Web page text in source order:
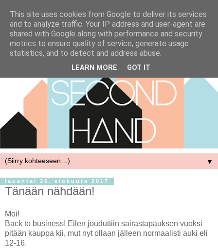
▼
lauantai 26. elokuuta 2017
Tänään nähdään!
Moi!
Back to business! Eilen jouduttiin sairastapauksen vuoksi
pitään kauppa kii, mut nyt ollaan jälleen normaalisti auki eli
12-16.
This site uses cookies from Google to deliver its services
and to analyze traffic. Your IP address and user-agent are
shared with Google along with performance and security
metrics to ensure quality of service, generate usage
statistics, and to detect and address abuse.
LEARN MORE GOT IT